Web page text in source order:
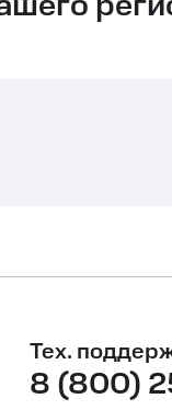
Тех.
8 (800)